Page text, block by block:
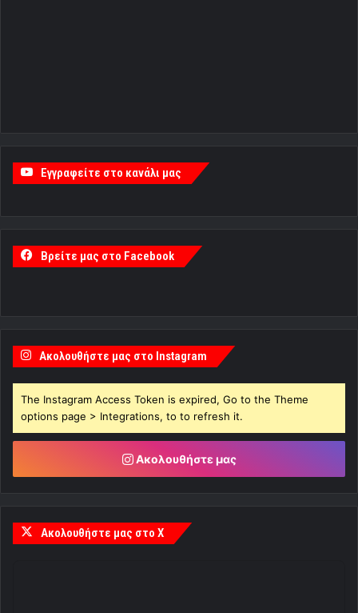
Εγγραφείτε στο κανάλι μας
Βρείτε μας στο Facebook
Ακολουθήστε μας στο Instagram
The Instagram Access Token is expired, Go to the Theme
options page > Integrations, to to refresh it.
Ακολουθήστε μας
Ακολουθήστε μας στο X